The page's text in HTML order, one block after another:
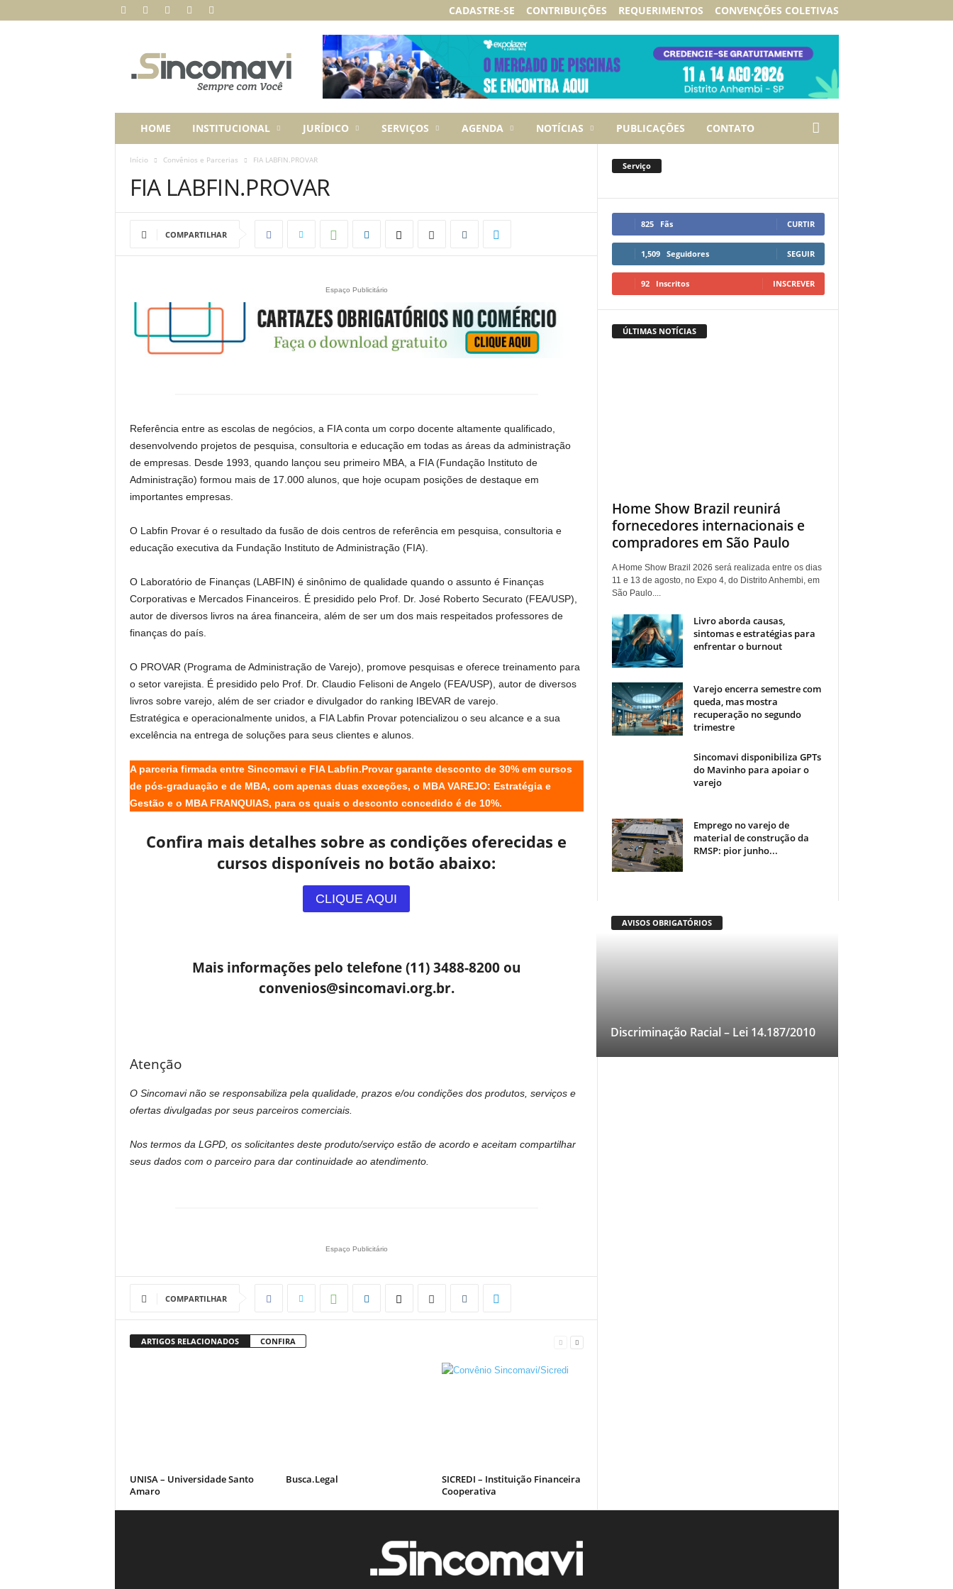
CADASTRE-SE CONTRIBUIÇÕES REQUERIMENTOS CONVENÇÕES COLETIVAS
HOME INSTITUCIONAL JURÍDICO SERVIÇOS AGENDA NOTÍCIAS PUBLICAÇÕES CONTATO
Início Convênios e Parcerias FIA LABFIN.PROVAR
FIA LABFIN.PROVAR
COMPARTILHAR
Espaço Publicitário
Referência entre as escolas de negócios, a FIA conta um corpo docente altamente qualificado,
desenvolvendo projetos de pesquisa, consultoria e educação em todas as áreas da administração
de empresas. Desde 1993, quando lançou seu primeiro MBA, a FIA (Fundação Instituto de
Administração) formou mais de 17.000 alunos, que hoje ocupam posições de destaque em
importantes empresas.
O Labfin Provar é o resultado da fusão de dois centros de referência em pesquisa, consultoria e
educação executiva da Fundação Instituto de Administração (FIA).
O Laboratório de Finanças (LABFIN) é sinônimo de qualidade quando o assunto é Finanças
Corporativas e Mercados Financeiros. É presidido pelo Prof. Dr. José Roberto Securato (FEA/USP),
autor de diversos livros na área financeira, além de ser um dos mais respeitados professores de
finanças do país.
O PROVAR (Programa de Administração de Varejo), promove pesquisas e oferece treinamento para
o setor varejista. É presidido pelo Prof. Dr. Claudio Felisoni de Angelo (FEA/USP), autor de diversos
livros sobre varejo, além de ser criador e divulgador do ranking IBEVAR de varejo.
Estratégica e operacionalmente unidos, a FIA Labfin Provar potencializou o seu alcance e a sua
excelência na entrega de soluções para seus clientes e alunos.
A parceria firmada entre Sincomavi e FIA Labfin.Provar garante desconto de 30% em cursos
de pós-graduação e de MBA, com apenas duas exceções, o MBA VAREJO: Estratégia e
Gestão e o MBA FRANQUIAS, para os quais o desconto concedido é de 10%.
Confira mais detalhes sobre as condições oferecidas e
cursos disponíveis no botão abaixo:
CLIQUE AQUI
Mais informações pelo telefone (11) 3488-8200 ou
convenios@sincomavi.org.br.
Atenção
O Sincomavi não se responsabiliza pela qualidade, prazos e/ou condições dos produtos, serviços e
ofertas divulgadas por seus parceiros comerciais.
Nos termos da LGPD, os solicitantes deste produto/serviço estão de acordo e aceitam compartilhar
seus dados com o parceiro para dar continuidade ao atendimento.
Espaço Publicitário
COMPARTILHAR
ARTIGOS RELACIONADOS CONFIRA
UNISA – Universidade Santo
Amaro
Busca.Legal
SICREDI – Instituição Financeira
Cooperativa
Serviço
825 Fãs CURTIR
1,509 Seguidores SEGUIR
92 Inscritos INSCREVER
ÚLTIMAS NOTÍCIAS
Home Show Brazil reunirá
fornecedores internacionais e
compradores em São Paulo
A Home Show Brazil 2026 será realizada entre os dias
11 e 13 de agosto, no Expo 4, do Distrito Anhembi, em
São Paulo....
Livro aborda causas,
sintomas e estratégias para
enfrentar o burnout
Varejo encerra semestre com
queda, mas mostra
recuperação no segundo
trimestre
Sincomavi disponibiliza GPTs
do Mavinho para apoiar o
varejo
Emprego no varejo de
material de construção da
RMSP: pior junho...
AVISOS OBRIGATÓRIOS
Discriminação Racial – Lei 14.187/2010